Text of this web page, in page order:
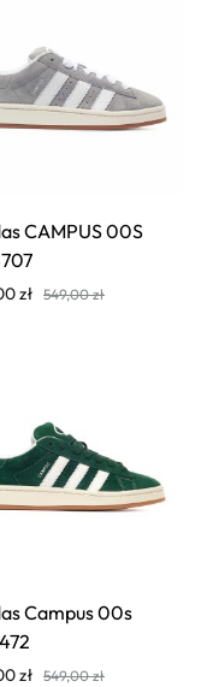
CAMPUS 00S
zł 549,00zł
Campus 00s
zł 549,00zł